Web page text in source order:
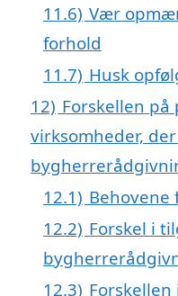
11.6) Vær
forhold
11.7) Husk
12) Forskellen
virksomheder,
12.1)
12.2) Forskel i
12.3)